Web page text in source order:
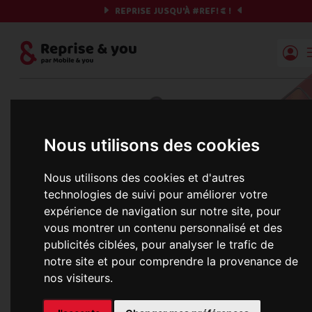
Nous utilisons des cookies
Nous utilisons des cookies et d'autres
technologies de suivi pour améliorer votre
expérience de navigation sur notre site, pour
vous montrer un contenu personnalisé et des
publicités ciblées, pour analyser le trafic de
notre site et pour comprendre la provenance de
nos visiteurs.
REPRISE JUSQU'À #REF!€ !
Reprise | Mobile & you
Préparez votre chrono et vos informations,
c'est parti !
Nous récupérons les meilleures
Une erreur est survenue :